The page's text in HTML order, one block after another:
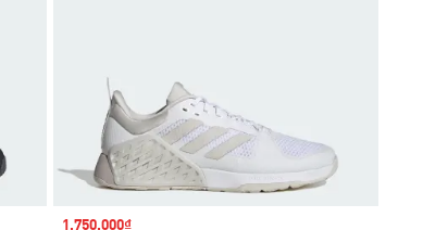
Sale price
1.750.000₫